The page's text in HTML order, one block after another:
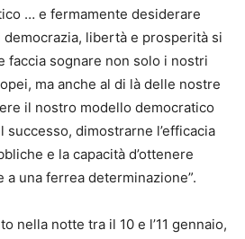
… e fermamente desiderare
libertà e prosperità si
faccia sognare non solo i nostri
ma anche al di là delle nostre
il nostro modello democratico
dimostrarne l’efficacia
e la capacità d’ottenere
una ferrea determinazione”.
nella notte tra il 10 e l’11 gennaio,